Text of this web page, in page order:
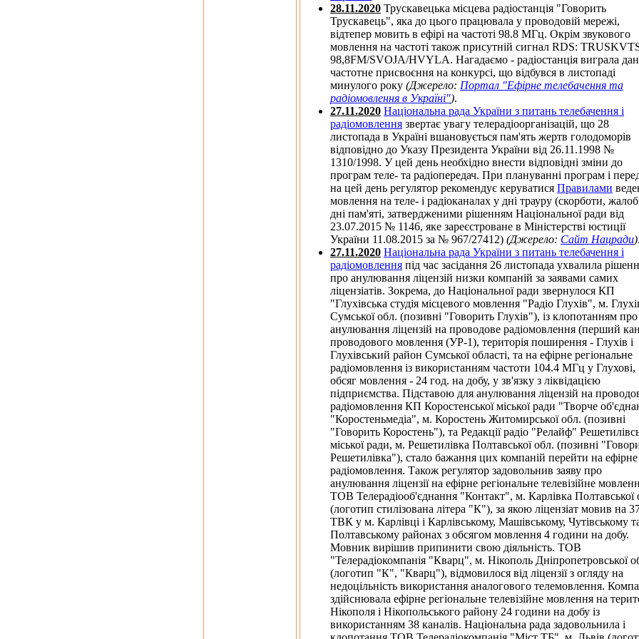
28.11.2020 Трускавецька місцева радіостанція "Говорить
Трускавець", яка до цього працювала у проводовій мережі,
відтепер мовить в ефірі на частоті 98.8 МГц. Окрім звукового
мовлення на частоті також присутній сигнал RDS:
98,8FM/SVOJA/HVYLA. Нагадаємо - радіостанція виграла
частотне присвоєння на конкурсі, що відбувся в листопаді
минулого року (Джерело: Портал "Ефірне телебачення та
радіомовлення в Україні").
27.11.2020 Національна рада України з питань телебачення і
радіомовлення звертає увагу телерадіоорганізацій, що 28
листопада в Україні вшановується пам'ять жертв голодоморів
відповідно до Указу Президента України від 26.11.1998 №
1310/1998. У цей день необхідно внести відповідні зміни до
програм теле- та радіопередач. При плануванні програм і
на цей день регулятор рекомендує керуватися Правилами
мовлення на теле- і радіоканалах у дні трауру (скорботи,
дні пам'яті, затвердженими рішенням Національної ради від
23.07.2015 № 1146, яке зареєстроване в Міністерстві юстиції
України 11.08.2015 за № 967/27412) (Джерело: Сайт Нацради).
27.11.2020 Національна рада України з питань телебачення і
радіомовлення під час засідання 26 листопада ухвалила
про анулювання ліцензій низки компаній за заявами самих
ліцензіатів. Зокрема, до Національної ради звернулося КП
"Глухівська студія місцевого мовлення "Радіо Глухів", м.
Сумської обл. (позивні "Говорить Глухів"), із клопотанням про
анулювання ліцензій на проводове радіомовлення (перший
проводового мовлення (УР-1), територія поширення - Глухів і
Глухівський район Сумської області, та на ефірне регіональне
радіомовлення із використанням частоти 104.4 МГц у Глухові,
обсяг мовлення - 24 год. на добу, у зв'язку з ліквідацією
підприємства. Підставою для анулювання ліцензій на
радіомовлення КП Коростенської міської ради "Творче
"Коростеньмедіа", м. Коростень Житомирської обл. (позивні
"Говорить Коростень"), та Редакції радіо "Релайф"
міської ради, м. Решетилівка Полтавської обл. (позивні
Решетилівка"), стало бажання цих компаній перейти на ефірне
радіомовлення. Також регулятор задовольнив заяву про
анулювання ліцензії на ефірне регіональне телевізійне
ТОВ Телерадіооб'єднання "Контакт", м. Карлівка Полтавської
(логотип стилізована літера "К"), за якою ліцензіат мовив на
ТВК у м. Карлівці і Карлівському, Машівському, Чутівському
Полтавському районах з обсягом мовлення 4 години на добу.
Мовник вирішив припинити свою діяльність. ТОВ
"Телерадіокомпанія "Кварц", м. Нікополь Дніпропетровської
(логотип "К", "Кварц"), відмовилося від ліцензії з огляду на
недоцільність використання аналогового телемовлення.
здійснювала ефірне регіональне телевізійне мовлення на
Нікополя і Нікопольського району 24 години на добу із
використанням 38 каналів. Національна рада задовольнила і